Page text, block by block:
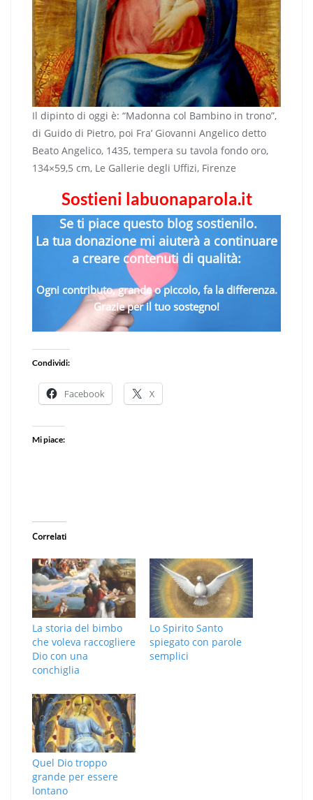
Il dipinto di oggi è: “Madonna col Bambino in trono”,
di Guido di Pietro, poi Fra’ Giovanni Angelico detto
Beato Angelico, 1435, tempera su tavola fondo oro,
134×59,5 cm, Le Gallerie degli Uffizi, Firenze
Sostieni labuonaparola.it
Se ti piace questo blog sostienilo.
La tua donazione mi aiuterà a continuare
a creare contenuti di qualità:
Ogni contributo, grande o piccolo, fa la differenza.
Grazie per il tuo sostegno!
Condividi:
Facebook X
Mi piace:
Correlati
La storia del bimbo
che voleva raccogliere
Dio con una
conchiglia
Lo Spirito Santo
spiegato con parole
semplici
Quel Dio troppo
grande per essere
lontano